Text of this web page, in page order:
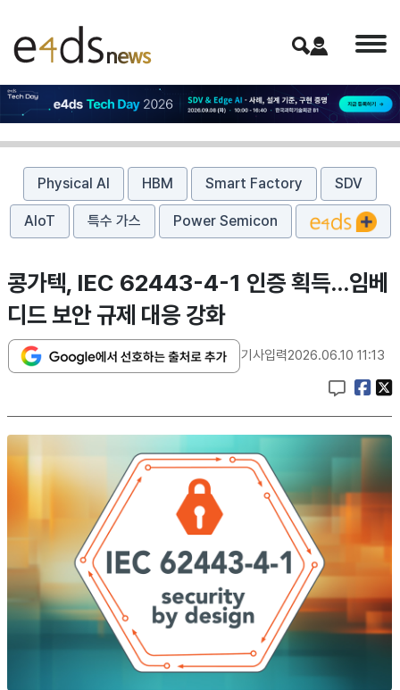
Physical AI HBM Smart Factory SDV
AIoT 특수 가스 Power Semicon
콩가텍, IEC 62443-4-1 인증 획득…임베
디드 보안 규제 대응 강화
기사입력2026.06.10 11:13